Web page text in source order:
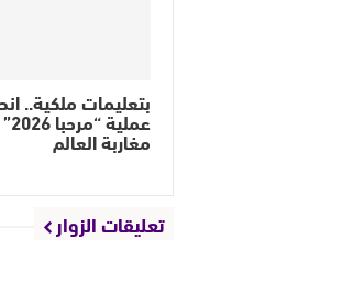
بتعليمات ملكية..
مغاربة العالم
تعليقات الزوار